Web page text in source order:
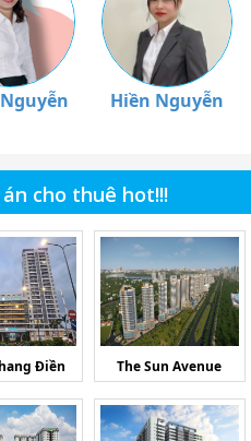
Hiền Nguyễn
cho thuê hot!!!
Điền The Sun Avenue